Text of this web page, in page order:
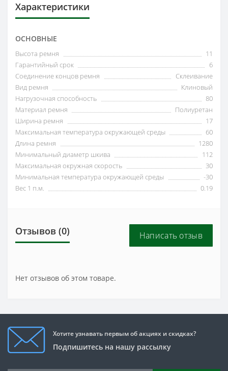
Характеристики
ОСНОВНЫЕ
Высота ремня
11
Гарантийный срок
6
Соединение концов ремня
Склеивание
Вид ремня
Клиновый
Нагрузочная способность
80
Материал ремня
Полиуретан
Ширина ремня
17
Максимальная температура окружающей среды
60
Длина ремня
1280
Минимальный диаметр шкива
112
Максимальная окружная скорость
30
Минимальная температура окружающей среды
-30
Вес 1 п.м.
0.19
Отзывов (0) Написать отзыв
Нет отзывов об этом товаре.
Хотите узнавать первым об акциях и скидках?
Подпишитесь на нашу рассылку